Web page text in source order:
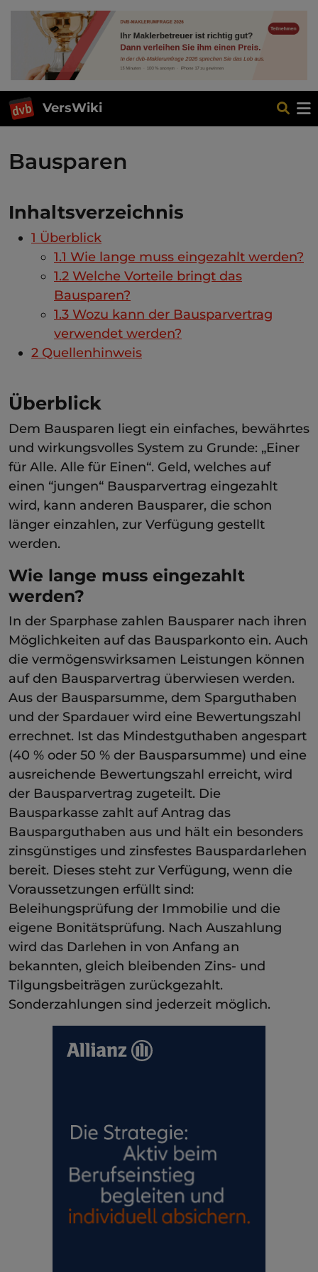
VersWiki
Bausparen
Inhaltsverzeichnis
1 Überblick
1.1 Wie lange muss eingezahlt werden?
1.2 Welche Vorteile bringt das
Bausparen?
1.3 Wozu kann der Bausparvertrag
verwendet werden?
2 Quellenhinweis
Überblick
Dem Bausparen liegt ein einfaches, bewährtes
und wirkungsvolles System zu Grunde: „Einer
für Alle. Alle für Einen“. Geld, welches auf
einen “jungen“ Bausparvertrag eingezahlt
wird, kann anderen Bausparer, die schon
länger einzahlen, zur Verfügung gestellt
werden.
Wie lange muss eingezahlt
werden?
In der Sparphase zahlen Bausparer nach ihren
Möglichkeiten auf das Bausparkonto ein. Auch
die vermögenswirksamen Leistungen können
auf den Bausparvertrag überwiesen werden.
Aus der Bausparsumme, dem Sparguthaben
und der Spardauer wird eine Bewertungszahl
errechnet. Ist das Mindestguthaben angespart
(40 % oder 50 % der Bausparsumme) und eine
ausreichende Bewertungszahl erreicht, wird
der Bausparvertrag zugeteilt. Die
Bausparkasse zahlt auf Antrag das
Bausparguthaben aus und hält ein besonders
zinsgünstiges und zinsfestes Bauspardarlehen
bereit. Dieses steht zur Verfügung, wenn die
Voraussetzungen erfüllt sind:
Beleihungsprüfung der Immobilie und die
eigene Bonitätsprüfung. Nach Auszahlung
wird das Darlehen in von Anfang an
bekannten, gleich bleibenden Zins- und
Tilgungsbeiträgen zurückgezahlt.
Sonderzahlungen sind jederzeit möglich.